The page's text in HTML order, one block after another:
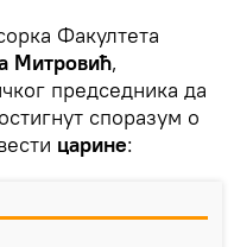
Факултета
Митровић,
председника да
споразум о
царине: